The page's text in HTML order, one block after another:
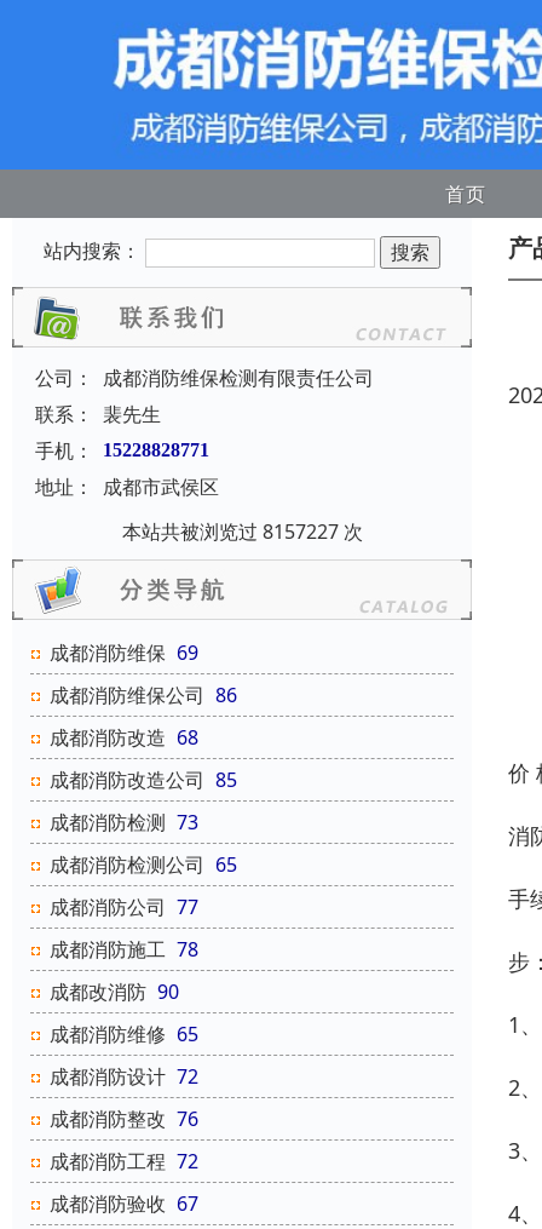
首页
站内搜索：
公司：
成都消防维保检测有限责任公司
联系：
裴先生
手机：
15228828771
地址：
成都市武侯区
本站共被浏览过 8157227 次
成都消防维保 69
成都消防维保公司 86
成都消防改造 68
成都消防改造公司 85
成都消防检测 73
成都消防检测公司 65
成都消防公司 77
成都消防施工 78
成都改消防 90
成都消防维修 65
成都消防设计 72
成都消防整改 76
成都消防工程 72
成都消防验收 67
产
价
消
手
步
1
2
3
4